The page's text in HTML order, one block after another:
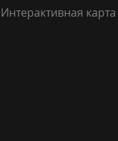
Интерактивная карта